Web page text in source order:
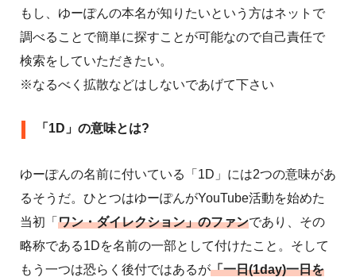
もし、ゆーぽんの本名が知りたいという方はネットで
調べることで簡単に探すことが可能なので自己責任で
検索をしていただきたい。
※なるべく拡散などはしないであげて下さい
「1D」の意味とは?
ゆーぽんの名前に付いている「1D」には2つの意味があ
るそうだ。ひとつはゆーぽんがYouTube活動を始めた
当初「 ワン・ダイレクション」のファンであり、その
略称である1Dを名前の一部として付けたこと。そして
もう一つは恐らく後付ではあるが「一日(1day)一日を